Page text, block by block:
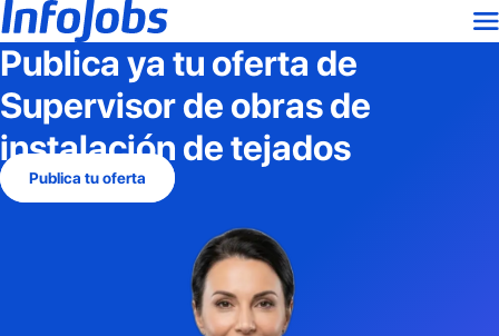
Publica ya tu oferta de
Supervisor de obras de
instalación de tejados
Publica tu oferta